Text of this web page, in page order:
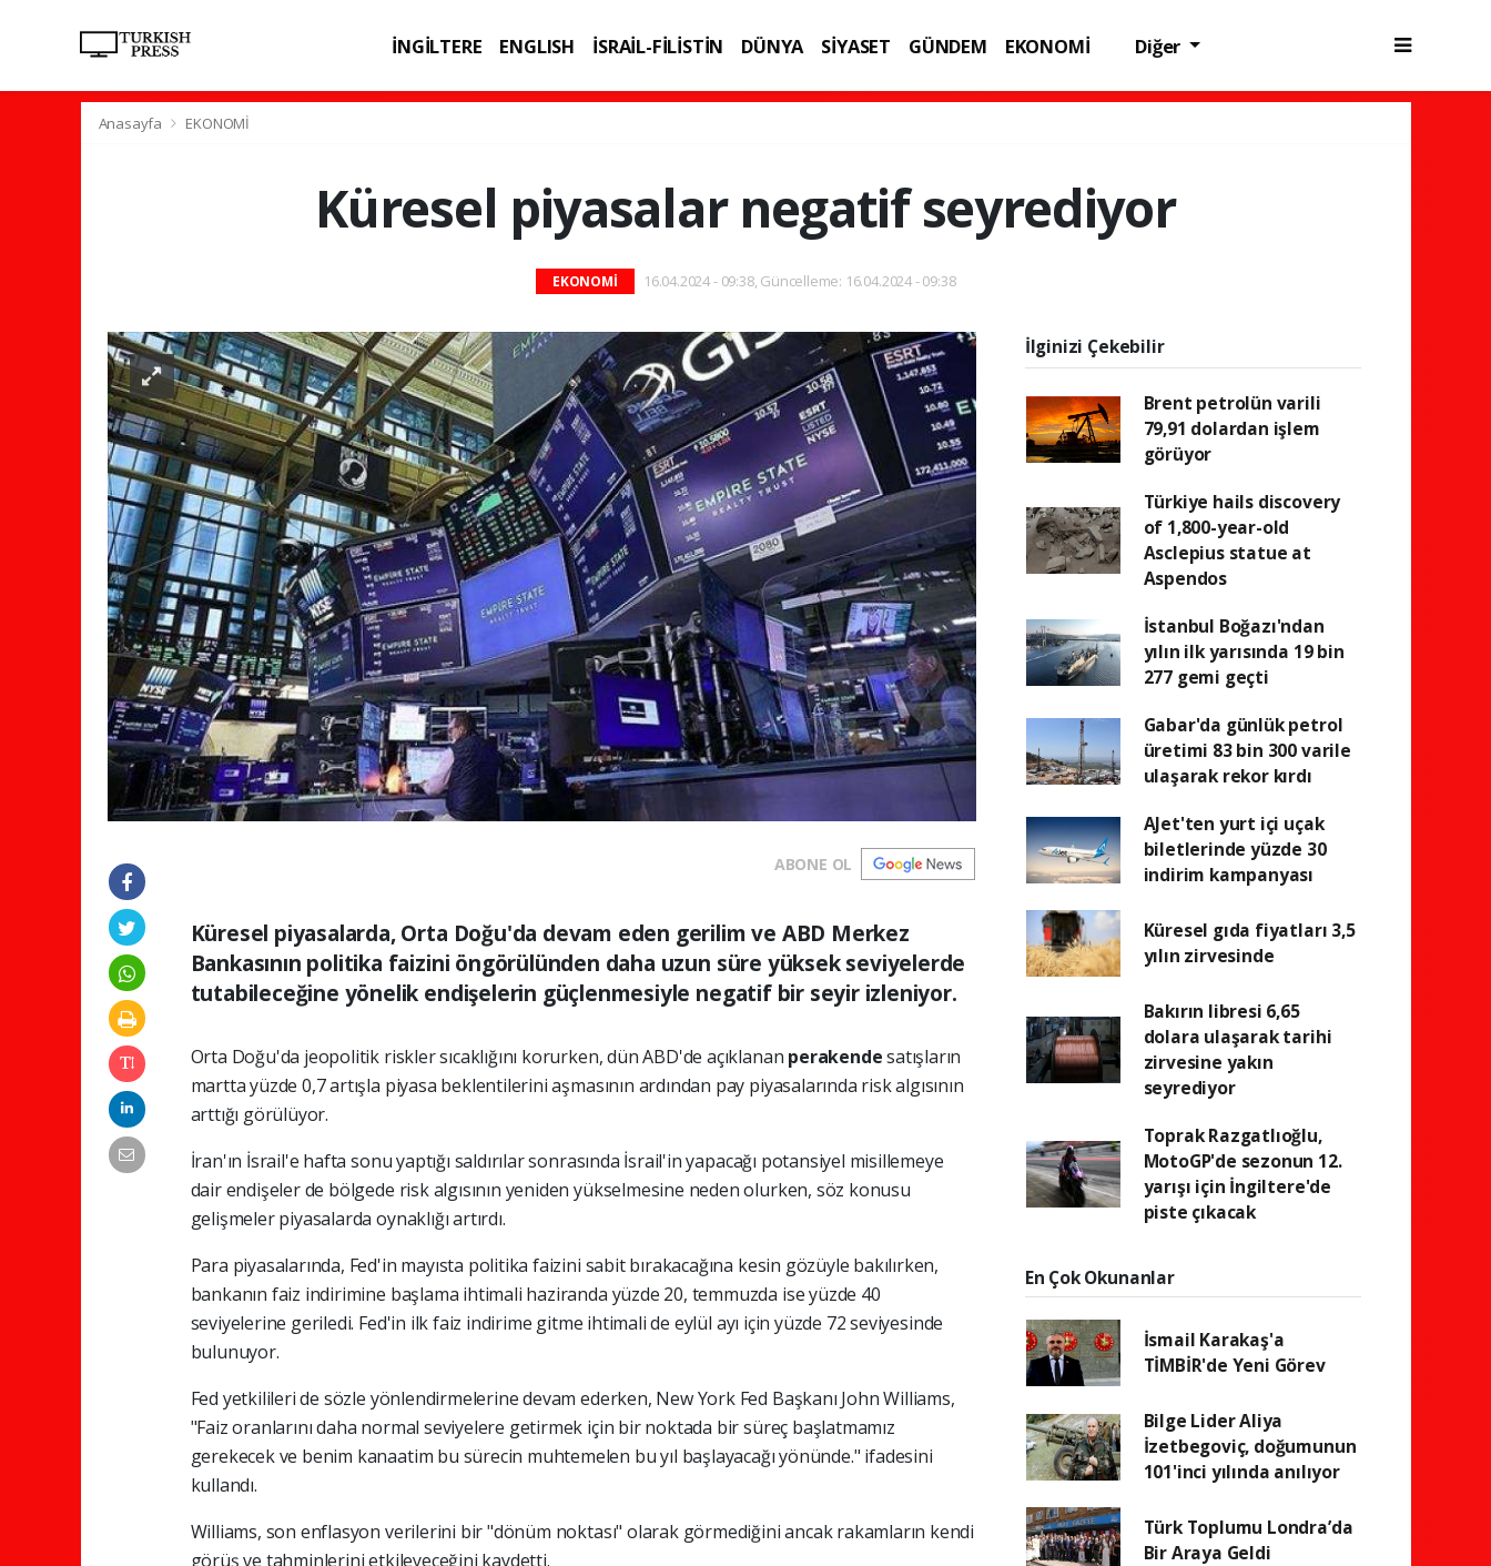
İNGİLTERE ENGLISH İSRAİL-FİLİSTİN DÜNYA SİYASET GÜNDEM
EKONOMİ
Diğer
Anasayfa EKONOMİ
Küresel piyasalar negatif seyrediyor
EKONOMİ 16.04.2024 - 09:38, Güncelleme: 16.04.2024 - 09:38
ABONE OL
Küresel piyasalarda, Orta Doğu'da devam eden gerilim ve ABD Merkez
Bankasının politika faizini öngörülünden daha uzun süre yüksek seviyelerde
tutabileceğine yönelik endişelerin güçlenmesiyle negatif bir seyir izleniyor.
Orta Doğu'da jeopolitik riskler sıcaklığını korurken, dün ABD'de açıklanan perakendesatışların
martta yüzde 0,7 artışla piyasa beklentilerini aşmasının ardından pay piyasalarında risk algısının
arttığı görülüyor.
İran'ın İsrail'e hafta sonu yaptığı saldırılar sonrasında İsrail'in yapacağı potansiyel misillemeye
dair endişeler de bölgede risk algısının yeniden yükselmesine neden olurken, söz konusu
gelişmeler piyasalarda oynaklığı artırdı.
Para piyasalarında, Fed'in mayısta politika faizini sabit bırakacağına kesin gözüyle bakılırken,
bankanın faiz indirimine başlama ihtimali haziranda yüzde 20, temmuzda ise yüzde 40
seviyelerine geriledi. Fed'in ilk faiz indirime gitme ihtimali de eylül ayı için yüzde 72 seviyesinde
bulunuyor.
Fed yetkilileri de sözle yönlendirmelerine devam ederken, New York Fed Başkanı John Williams,
"Faiz oranlarını daha normal seviyelere getirmek için bir noktada bir süreç başlatmamız
gerekecek ve benim kanaatim bu sürecin muhtemelen bu yıl başlayacağı yönünde." ifadesini
kullandı.
Williams, son enflasyon verilerini bir "dönüm noktası" olarak görmediğini ancak rakamların kendi
görüş ve tahminlerini etkileyeceğini kaydetti.
İlginizi Çekebilir
Brent petrolün varili
79,91 dolardan işlem
görüyor
Türkiye hails discovery
of 1,800-year-old
Asclepius statue at
Aspendos
İstanbul Boğazı'ndan
yılın ilk yarısında 19 bin
277 gemi geçti
Gabar'da günlük petrol
üretimi 83 bin 300 varile
ulaşarak rekor kırdı
AJet'ten yurt içi uçak
biletlerinde yüzde 30
indirim kampanyası
Küresel gıda fiyatları 3,5
yılın zirvesinde
Bakırın libresi 6,65
dolara ulaşarak tarihi
zirvesine yakın
seyrediyor
Toprak Razgatlıoğlu,
MotoGP'de sezonun 12.
yarışı için İngiltere'de
piste çıkacak
En Çok Okunanlar
İsmail Karakaş'a
TİMBİR'de Yeni Görev
Bilge Lider Aliya
İzetbegoviç, doğumunun
101'inci yılında anılıyor
Türk Toplumu Londra’da
Bir Araya Geldi